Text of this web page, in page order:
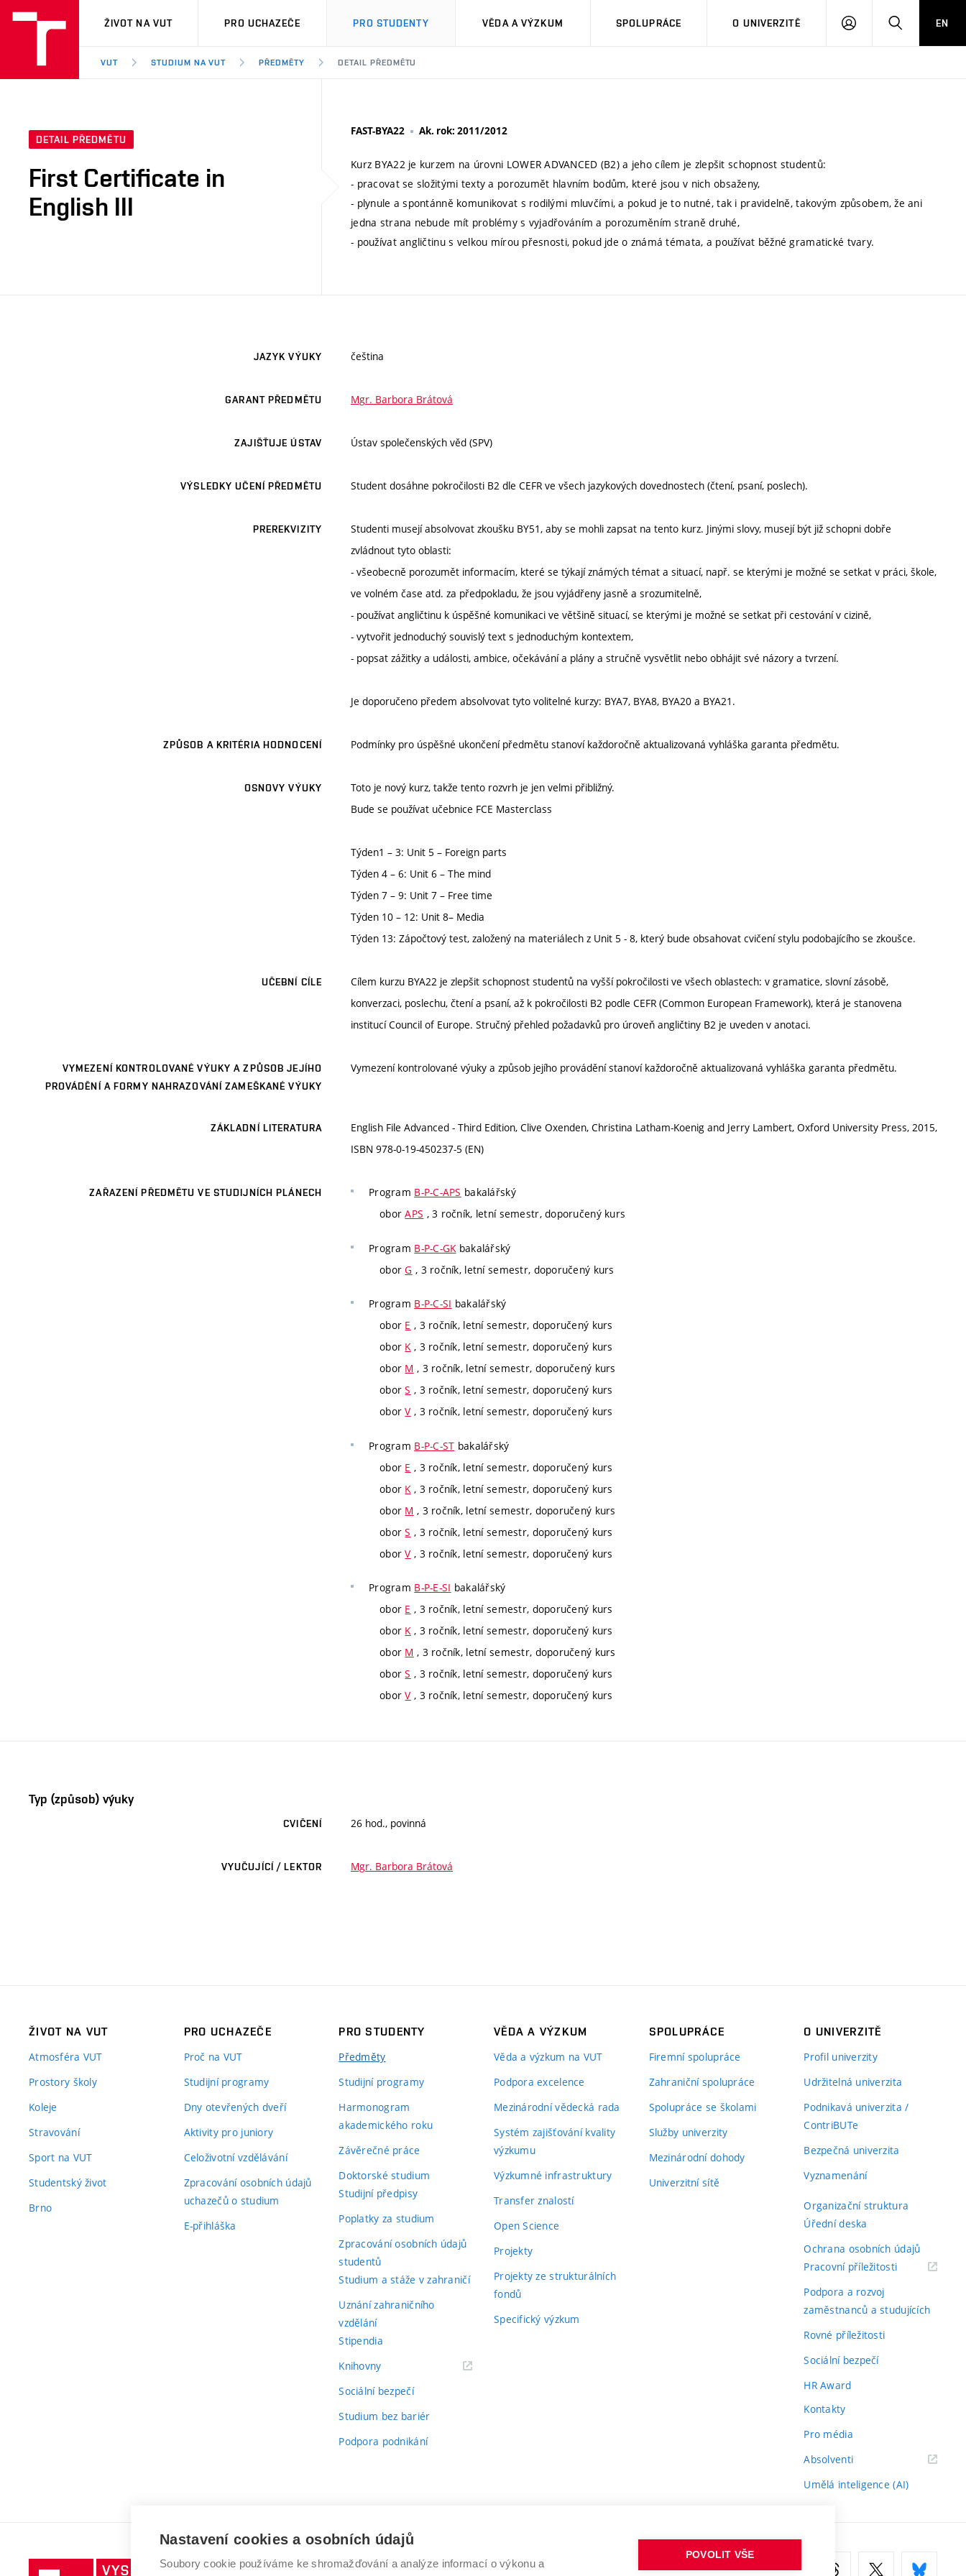
VUT
ŽIVOT NA VUT PRO UCHAZEČE PRO STUDENTY VĚDA A VÝZKUM SPOLUPRÁCE O UNIVERZITĚ
PŘIHLÁSIT HLEDATEN
VUT STUDIUM NA VUT PŘEDMĚTY DETAIL PŘEDMĚTU
DETAIL PŘEDMĚTU
First Certificate in
English III
FAST-BYA22 Ak. rok: 2011/2012
Kurz BYA22 je kurzem na úrovni LOWER ADVANCED (B2) a jeho cílem je zlepšit schopnost studentů:
- pracovat se složitými texty a porozumět hlavním bodům, které jsou v nich obsaženy,
- plynule a spontánně komunikovat s rodilými mluvčími, a pokud je to nutné, tak i pravidelně, takovým způsobem, že ani
jedna strana nebude mít problémy s vyjadřováním a porozuměním straně druhé,
- používat angličtinu s velkou mírou přesnosti, pokud jde o známá témata, a používat běžné gramatické tvary.
JAZYK VÝUKY čeština
GARANT PŘEDMĚTU Mgr. Barbora Brátová
ZAJIŠŤUJE ÚSTAV Ústav společenských věd (SPV)
VÝSLEDKY UČENÍ PŘEDMĚTU Student dosáhne pokročilosti B2 dle CEFR ve všech jazykových dovednostech (čtení, psaní, poslech).
PREREKVIZITY
Studenti musejí absolvovat zkoušku BY51, aby se mohli zapsat na tento kurz. Jinými slovy, musejí být již schopni dobře
zvládnout tyto oblasti:
- všeobecně porozumět informacím, které se týkají známých témat a situací, např. se kterými je možné se setkat v práci, škole,
ve volném čase atd. za předpokladu, že jsou vyjádřeny jasně a srozumitelně,
- používat angličtinu k úspěšné komunikaci ve většině situací, se kterými je možné se setkat při cestování v cizině,
- vytvořit jednoduchý souvislý text s jednoduchým kontextem,
- popsat zážitky a události, ambice, očekávání a plány a stručně vysvětlit nebo obhájit své názory a tvrzení.
Je doporučeno předem absolvovat tyto volitelné kurzy: BYA7, BYA8, BYA20 a BYA21.
ZPŮSOB A KRITÉRIA HODNOCENÍ Podmínky pro úspěšné ukončení předmětu stanoví každoročně aktualizovaná vyhláška garanta předmětu.
OSNOVY VÝUKY
Toto je nový kurz, takže tento rozvrh je jen velmi přibližný.
Bude se používat učebnice FCE Masterclass
Týden1 – 3: Unit 5 – Foreign parts
Týden 4 – 6: Unit 6 – The mind
Týden 7 – 9: Unit 7 – Free time
Týden 10 – 12: Unit 8– Media
Týden 13: Zápočtový test, založený na materiálech z Unit 5 - 8, který bude obsahovat cvičení stylu podobajícího se zkoušce.
UČEBNÍ CÍLE
Cílem kurzu BYA22 je zlepšit schopnost studentů na vyšší pokročilosti ve všech oblastech: v gramatice, slovní zásobě,
konverzaci, poslechu, čtení a psaní, až k pokročilosti B2 podle CEFR (Common European Framework), která je stanovena
institucí Council of Europe. Stručný přehled požadavků pro úroveň angličtiny B2 je uveden v anotaci.
VYMEZENÍ KONTROLOVANÉ VÝUKY A ZPŮSOB JEJÍHO
PROVÁDĚNÍ A FORMY NAHRAZOVÁNÍ ZAMEŠKANÉ VÝUKY
Vymezení kontrolované výuky a způsob jejího provádění stanoví každoročně aktualizovaná vyhláška garanta předmětu.
ZÁKLADNÍ LITERATURA
English File Advanced - Third Edition, Clive Oxenden, Christina Latham-Koenig and Jerry Lambert, Oxford University Press, 2015,
ISBN 978-0-19-450237-5 (EN)
ZAŘAZENÍ PŘEDMĚTU VE STUDIJNÍCH PLÁNECH Program B-P-C-APS bakalářský
oborAPS , 3 ročník, letní semestr, doporučený kurs
Program B-P-C-GK bakalářský
oborG , 3 ročník, letní semestr, doporučený kurs
Program B-P-C-SI bakalářský
obor E , 3 ročník, letní semestr, doporučený kurs
obor K, 3 ročník, letní semestr, doporučený kurs
obor M , 3 ročník, letní semestr, doporučený kurs
oborS , 3 ročník, letní semestr, doporučený kurs
oborV , 3 ročník, letní semestr, doporučený kurs
Program B-P-C-ST bakalářský
obor E , 3 ročník, letní semestr, doporučený kurs
obor K , 3 ročník, letní semestr, doporučený kurs
obor M , 3 ročník, letní semestr, doporučený kurs
oborS , 3 ročník, letní semestr, doporučený kurs
oborV , 3 ročník, letní semestr, doporučený kurs
Program B-P-E-SI bakalářský
obor E , 3 ročník, letní semestr, doporučený kurs
obor K, 3 ročník, letní semestr, doporučený kurs
obor M , 3 ročník, letní semestr, doporučený kurs
oborS , 3 ročník, letní semestr, doporučený kurs
oborV , 3 ročník, letní semestr, doporučený kurs
Typ (způsob) výuky
CVIČENÍ 26 hod., povinná
VYUČUJÍCÍ / LEKTOR Mgr. Barbora Brátová
ŽIVOT NA VUT
Atmosféra VUT
Prostory školy
Koleje
Stravování
Sport na VUT
Studentský život
Brno
PRO UCHAZEČE
Proč na VUT
Studijní programy
Dny otevřených dveří
Aktivity pro juniory
Celoživotní vzdělávání
Zpracování osobních údajů
uchazečů o studium
E-přihláška
PRO STUDENTY
Předměty
Studijní programy
Harmonogram
akademického roku
Závěrečné práce
Doktorské studium
Studijní předpisy
Poplatky za studium
Zpracování osobních údajů
studentů
Studium a stáže v zahraničí
Uznání zahraničního
vzdělání
Stipendia
Knihovny(externí
Sociální bezpečí
Studium bez bariér
Podpora podnikání
VĚDA A VÝZKUM
Věda a výzkum na VUT
Podpora excelence
Mezinárodní vědecká rada
Systém zajišťování kvality
výzkumu
Výzkumné infrastruktury
Transfer znalostí
Open Science
Projekty
Projekty ze strukturálních
fondů
Specifický výzkum
SPOLUPRÁCE
Firemní spolupráce
Zahraniční spolupráce
Spolupráce se školami
Služby univerzity
Mezinárodní dohody
Univerzitní sítě
O UNIVERZITĚ
Profil univerzity
Udržitelná univerzita
Podnikavá univerzita /
ContriBUTe
Bezpečná univerzita
Vyznamenání
Organizační struktura
Úřední deska
Ochrana osobních údajů
Pracovní příležitosti(externí
Podpora a rozvoj
zaměstnanců a studujících
Rovné příležitosti
Sociální bezpečí
HR Award
Kontakty
Pro média
Absolventi(externí
Umělá inteligence (AI)
Vysoké VYSOKÉ UČENÍ TECHNICKÉ V BRNĚ
Nastavení cookies a osobních údajů
Soubory cookie používáme ke shromažďování a analýze informací o výkonu a
POVOLIT VŠE